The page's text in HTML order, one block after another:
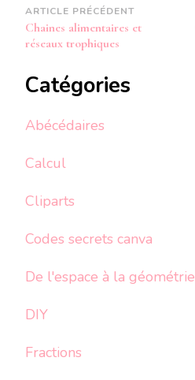
Navigation
d'article
ARTICLE PRÉCÉDENT
Chaines alimentaires et
réseaux trophiques
Catégories
Abécédaires
Calcul
Cliparts
Codes secrets canva
De l'espace à la géométrie
DIY
Fractions